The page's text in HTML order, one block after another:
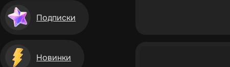
Подписки
Новинки